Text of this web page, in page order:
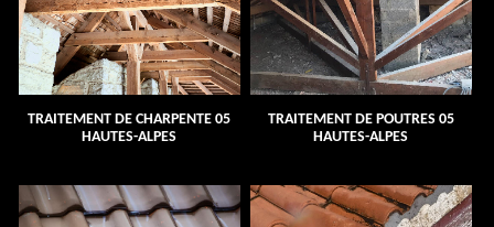
TRAITEMENT DE CHARPENTE 05
HAUTES-ALPES
TRAITEMENT DE POUTRES 05
HAUTES-ALPES